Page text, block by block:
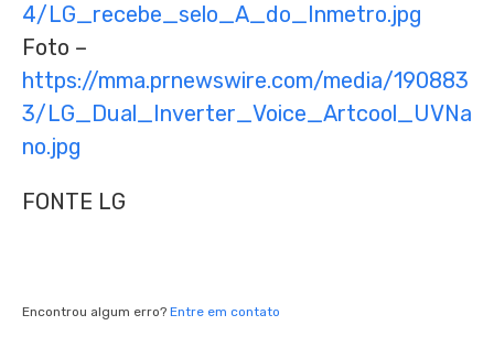
4/LG_recebe_selo_A_do_Inmetro.jpg
Foto –
https://mma.prnewswire.com/media/190883
3/LG_Dual_Inverter_Voice_Artcool_UVNa
no.jpg
FONTE LG
Encontrou algum erro? Entre em contato